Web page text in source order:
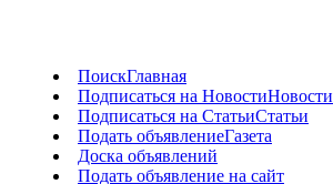
ПоискГлавная
Подписаться на НовостиНовости
Подписаться на СтатьиСтатьи
Подать объявлениеГазета
Доска объявлений
Подать объявление на сайт